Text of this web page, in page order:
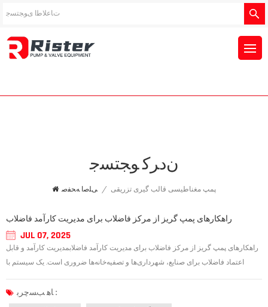
ﻥﺩﺮﮐ ﻮﺠﺘﺴﺟ
ﯽﻠﺻﺍ ﻪﺤﻔﺻ / پمپ مغناطیسی قالب گیری تزریقی
راهکارهای پمپ گریز از مرکز فاضلاب برای مدیریت کارآمد فاضلاب
JUL 07, 2025
راهکارهای پمپ گریز از مرکز فاضلاب برای مدیریت کارآمد فاضلابمدیریت کارآمد و قابل
اعتماد فاضلاب برای صنایع، شهرداری‌ها و تصفیه‌خانه‌ها ضروری است. یک سیستم با
ﺎﻫ ﺐﺴﭼﺮﺑ :